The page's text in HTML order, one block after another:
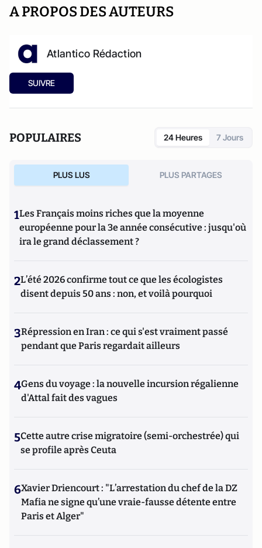
A PROPOS DES AUTEURS
Atlantico Rédaction
SUIVRE
POPULAIRES 24 Heures 7 Jours
PLUS LUS PLUS PARTAGES
1Les Français moins riches que la moyenne
européenne pour la 3e année consécutive : jusqu'où
ira le grand déclassement ?
2L’été 2026 confirme tout ce que les écologistes
disent depuis 50 ans : non, et voilà pourquoi
3Répression en Iran : ce qui s'est vraiment passé
pendant que Paris regardait ailleurs
4Gens du voyage : la nouvelle incursion régalienne
d'Attal fait des vagues
5Cette autre crise migratoire (semi-orchestrée) qui
se profile après Ceuta
6Xavier Driencourt : "L’arrestation du chef de la DZ
Mafia ne signe qu’une vraie-fausse détente entre
Paris et Alger"